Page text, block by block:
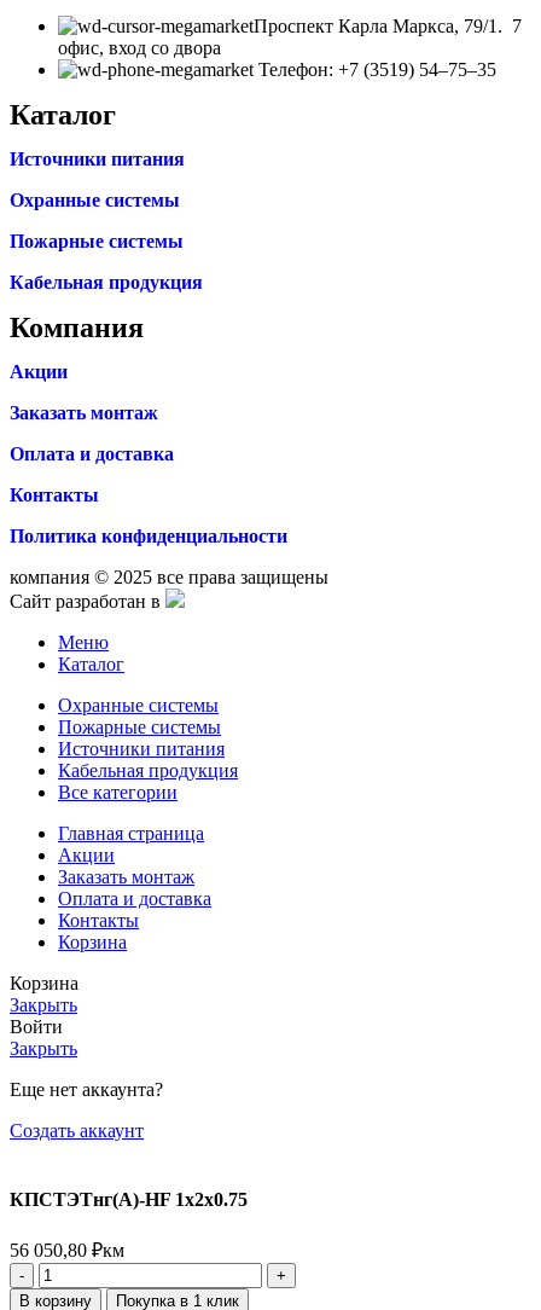
​Проспект Карла Маркса, 79/1. 7
офис, вход со двора
Телефон: +7 (3519) 54‒75‒35
Каталог
Источники питания
Охранные системы
Пожарные системы
Кабельная продукция
Компания
Акции
Заказать монтаж
Оплата и доставка
Контакты
Политика конфиденциальности
компания © 2025 все права защищены
Сайт разработан в
Меню
Каталог
Охранные системы
Пожарные системы
Источники питания
Кабельная продукция
Все категории
Главная страница
Акции
Заказать монтаж
Оплата и доставка
Контакты
Корзина
Корзина
Закрыть
Войти
Закрыть
Еще нет аккаунта?
Создать аккаунт
КПСТЭТнг(А)-HF 1х2х0.75
56 050,80 ₽км
В корзину Покупка в 1 клик